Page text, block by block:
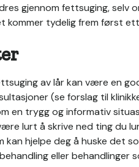
gjennom fettsuging, selv
kommer tydelig frem først
av lår kan være en
(se forslag til
en trygg og informativ
lurt å skrive ned ting du
kan hjelpe deg å huske det
eller behandlinger